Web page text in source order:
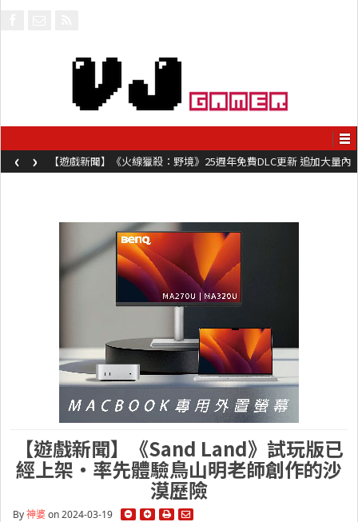
【遊戲新聞】《火線獵殺：野境》25週年免費DLC更新 追加大量內
容同時系舊作限時超平價折扣
‹ ›
【遊戲新聞】《Sand Land》試玩版已
經上架・率先體驗鳥山明老師創作的沙
漠歷險
By神婆on 2024-03-19